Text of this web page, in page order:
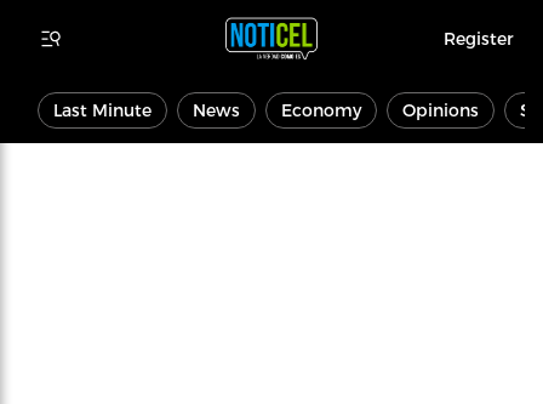
Register
Last Minute News Economy Opinions